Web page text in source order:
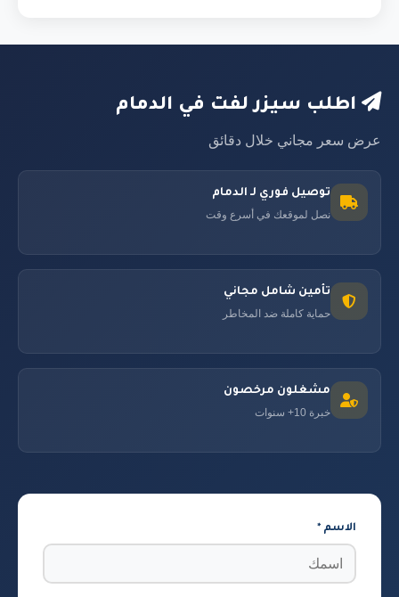
اطلب سيزر لفت في الدمام
عرض سعر مجاني خلال دقائق
توصيل فوري لـ الدمام
نصل لموقعك في أسرع وقت
تأمين شامل مجاني
حماية كاملة ضد المخاطر
مشغلون مرخصون
خبرة 10+ سنوات
الاسم *